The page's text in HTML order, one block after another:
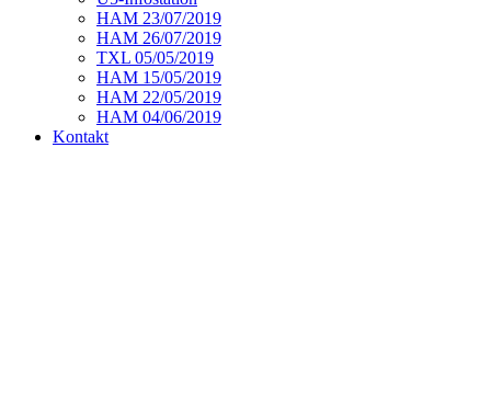
HAM 23/07/2019
HAM 26/07/2019
TXL 05/05/2019
HAM 15/05/2019
HAM 22/05/2019
HAM 04/06/2019
Kontakt